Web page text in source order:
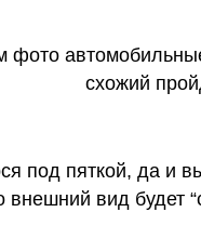
фото
схожий
под пяткой, да и
внешний вид будет